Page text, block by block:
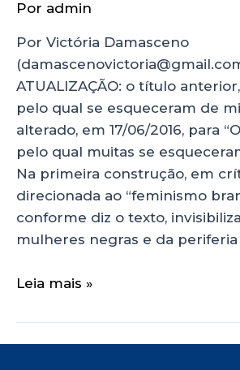
Por admin
Por Victória Damasceno
ATUALIZAÇÃO: o título
pelo qual se esqueceram de
alterado, em 17/06/2016, para
pelo qual muitas se
Na primeira construção, em
direcionada ao “feminismo
conforme diz o texto,
mulheres negras e da
Leia mais »